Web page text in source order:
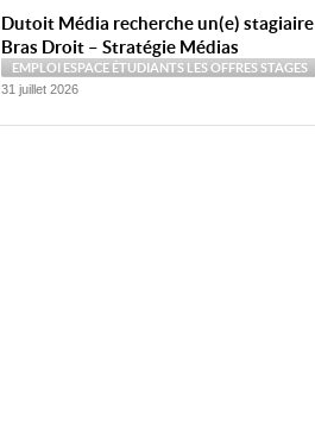
Dutoit Média recherche un(e) stagiaire
Bras Droit – Stratégie Médias
EMPLOI ESPACE ÉTUDIANTS LES OFFRESSTAGES
31 juillet 2026